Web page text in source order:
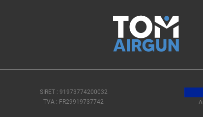
SIRET : 91973774200032
TVA : FR29919737742